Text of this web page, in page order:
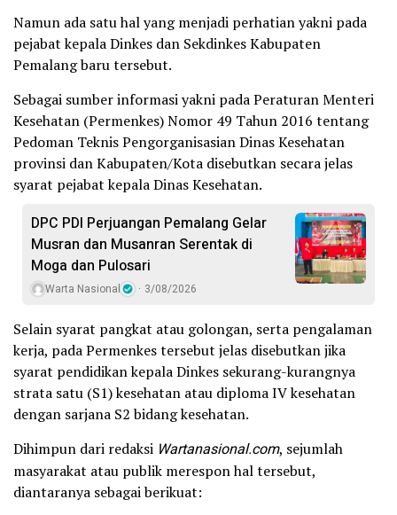
Namun ada satu hal yang menjadi perhatian yakni pada
pejabat kepala Dinkes dan Sekdinkes Kabupaten
Pemalang baru tersebut.
Sebagai sumber informasi yakni pada Peraturan Menteri
Kesehatan (Permenkes) Nomor 49 Tahun 2016 tentang
Pedoman Teknis Pengorganisasian Dinas Kesehatan
provinsi dan Kabupaten/Kota disebutkan secara jelas
syarat pejabat kepala Dinas Kesehatan.
DPC PDI Perjuangan Pemalang Gelar
Musran dan Musanran Serentak di
Moga dan Pulosari
Warta Nasional 3/08/2026
Selain syarat pangkat atau golongan, serta pengalaman
kerja, pada Permenkes tersebut jelas disebutkan jika
syarat pendidikan kepala Dinkes sekurang-kurangnya
strata satu (S1) kesehatan atau diploma IV kesehatan
dengan sarjana S2 bidang kesehatan.
Dihimpun dari redaksi Wartanasional.com, sejumlah
masyarakat atau publik merespon hal tersebut,
diantaranya sebagai berikuat: